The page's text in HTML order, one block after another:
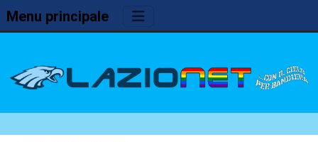
Menu principale